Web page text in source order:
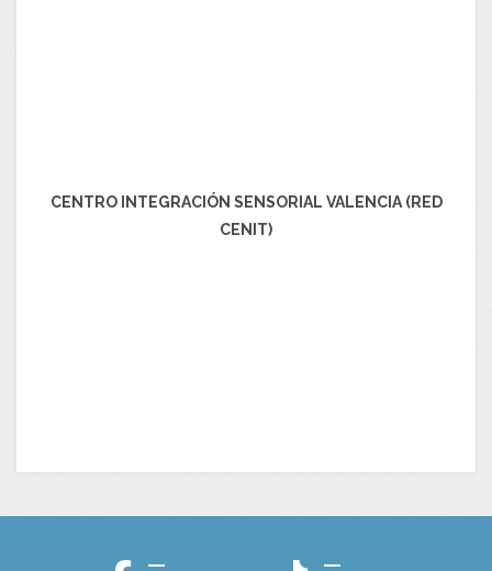
CENTRO INTEGRACIÓN SENSORIAL VALENCIA (RED
CENIT)